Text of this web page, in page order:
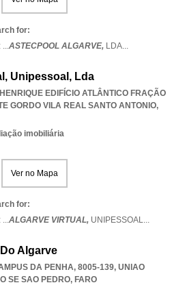
for:
...ASTECPOOL ALGARVE, LDA...
Unipessoal, Lda
EDIFÍCIO ATLÂNTICO FRAÇÃO
GORDO VILA REAL SANTO ANTONIO,
imobiliária
Ver no Mapa
for:
...ALGARVE VIRTUAL, UNIPESSOAL...
Algarve
DA PENHA, 8005-139, UNIAO
SE SAO PEDRO, FARO